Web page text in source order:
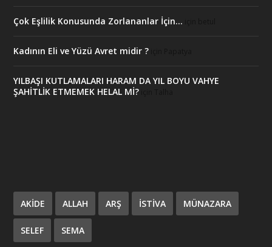
Çok Eşlilik Konusunda Zorlananlar İçin…
Kadının Eli ve Yüzü Avret midir ?
YILBAŞI KUTLAMALARI HARAM DA YIL BOYU VAHYE
ŞAHİTLİK ETMEMEK HELAL Mİ?
AKIDE ALLAH ARŞ ISTIVA MÜNAZARA
SELEF SEMA